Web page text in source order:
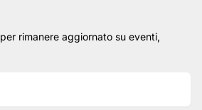
rimanere aggiornato su eventi,